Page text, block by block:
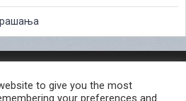
ИНФОРМАЦИИ ОД ЈАВЕН КАРАКТЕР
to give you the most
your preferences and